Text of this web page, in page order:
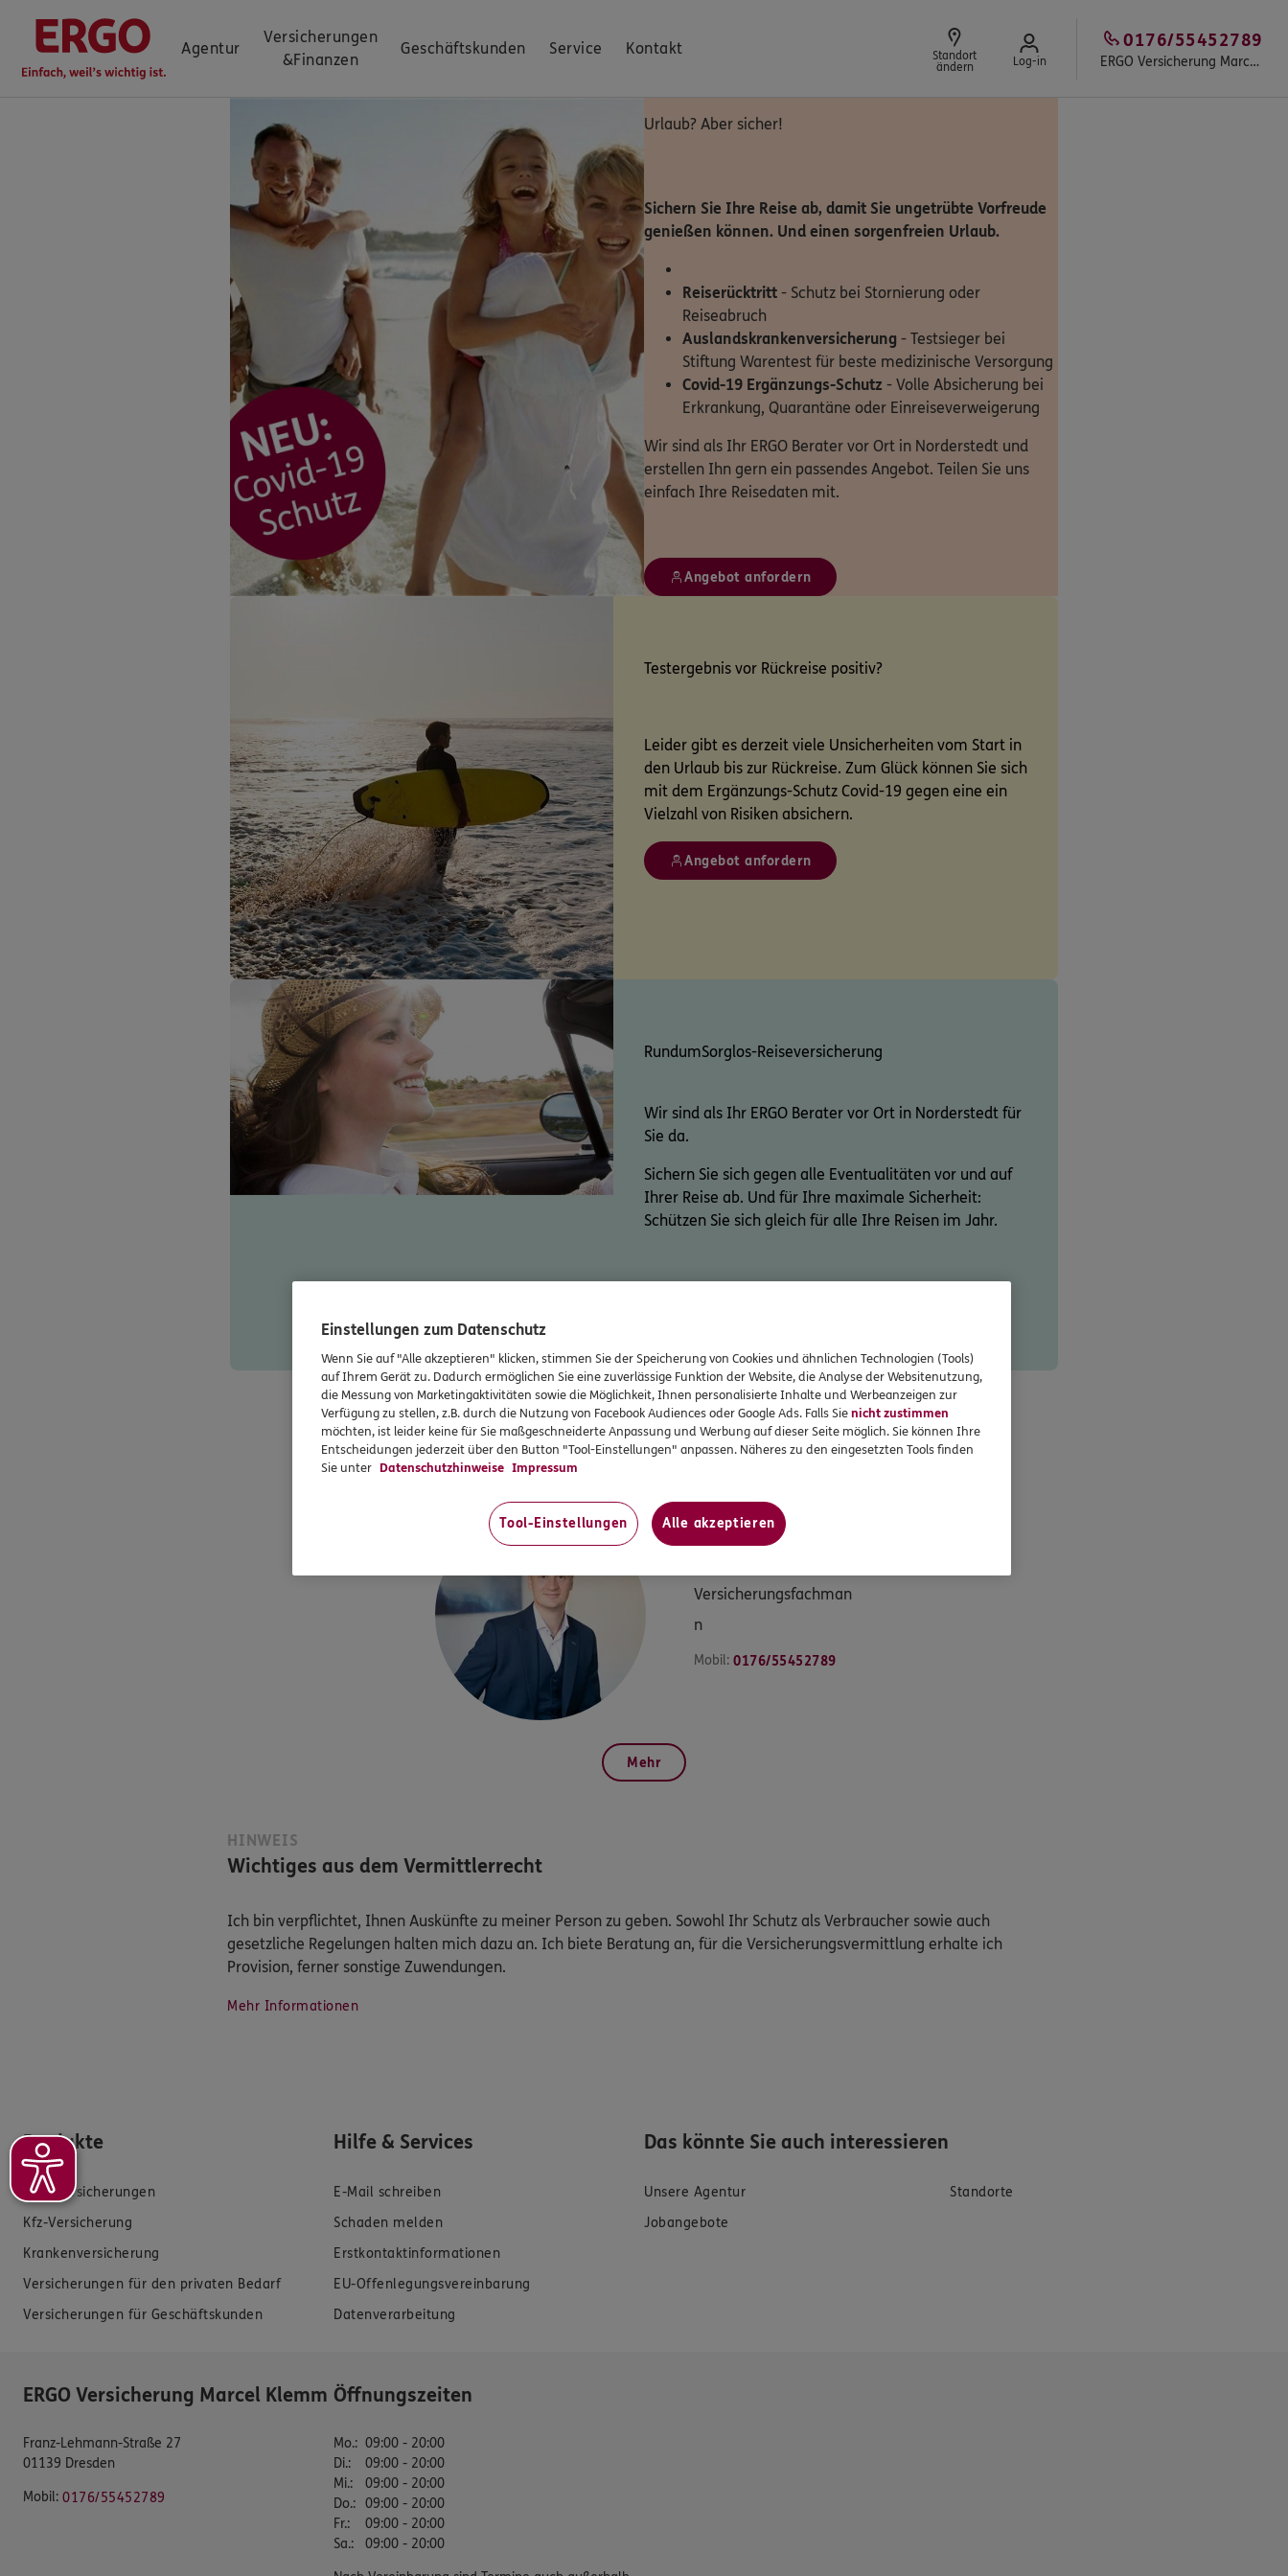
Agentur
Versicherungen
&Finanzen
Geschäftskunden Service Kontakt
Standort
ändern
Log-in ERGO Versicherung Marcel Klemm
0176/55452789
Urlaub? Aber sicher!
Sichern Sie Ihre Reise ab, damit Sie ungetrübte Vorfreude
genießen können. Und einen sorgenfreien Urlaub.
Reiserücktritt - Schutz bei Stornierung oder
Reiseabruch
Auslandskrankenversicherung - Testsieger bei
Stiftung Warentest für beste medizinische Versorgung
Covid-19 Ergänzungs-Schutz - Volle Absicherung bei
Erkrankung, Quarantäne oder Einreiseverweigerung
Wir sind als Ihr ERGO Berater vor Ort in Norderstedt und
erstellen Ihn gern ein passendes Angebot. Teilen Sie uns
einfach Ihre Reisedaten mit.
Angebot anfordern
Testergebnis vor Rückreise positiv?
Leider gibt es derzeit viele Unsicherheiten vom Start in
den Urlaub bis zur Rückreise. Zum Glück können Sie sich
mit dem Ergänzungs-Schutz Covid-19 gegen eine ein
Vielzahl von Risiken absichern.
Angebot anfordern
RundumSorglos-Reiseversicherung
Wir sind als Ihr ERGO Berater vor Ort in Norderstedt für
Sie da.
Sichern Sie sich gegen alle Eventualitäten vor und auf
Ihrer Reise ab. Und für Ihre maximale Sicherheit:
Schützen Sie sich gleich für alle Ihre Reisen im Jahr.
UNSER TEAM
Unser Team am Standort
Versicherungsfachman
n
Mobil: 0176/55452789
Mehr
HINWEIS
Wichtiges aus dem Vermittlerrecht
Ich bin verpflichtet, Ihnen Auskünfte zu meiner Person zu geben. Sowohl Ihr Schutz als Verbraucher sowie auch
gesetzliche Regelungen halten mich dazu an. Ich biete Beratung an, für die Versicherungsvermittlung erhalte ich
Provision, ferner sonstige Zuwendungen.
Mehr Informationen
Produkte
Zahnversicherungen
Kfz-Versicherung
Krankenversicherung
Versicherungen für den privaten Bedarf
Versicherungen für Geschäftskunden
Hilfe & Services
E-Mail schreiben
Schaden melden
Erstkontaktinformationen
EU-Offenlegungsvereinbarung
Datenverarbeitung
Das könnte Sie auch interessieren
Unsere Agentur
Standorte
Jobangebote
ERGO Versicherung Marcel Klemm
Franz-Lehmann-Straße 27
01139 Dresden
Mobil: 0176/55452789
Öffnungszeiten
Mo.: 09:00 - 20:00
Di.:
09:00 - 20:00
Mi.:
09:00 - 20:00
Do.: 09:00 - 20:00
Fr.:
09:00 - 20:00
Sa.: 09:00 - 20:00
Einstellungen zum Datenschutz
Wenn Sie auf "Alle akzeptieren" klicken, stimmen Sie der Speicherung von Cookies und ähnlichen Technologien (Tools)
auf Ihrem Gerät zu. Dadurch ermöglichen Sie eine zuverlässige Funktion der Website, die Analyse der Websitenutzung,
die Messung von Marketingaktivitäten sowie die Möglichkeit, Ihnen personalisierte Inhalte und Werbeanzeigen zur
Verfügung zu stellen, z.B. durch die Nutzung von Facebook Audiences oder Google Ads. Falls Sienicht zustimmen
möchten, ist leider keine für Sie maßgeschneiderte Anpassung und Werbung auf dieser Seite möglich. Sie können Ihre
Entscheidungen jederzeit über den Button "Tool-Einstellungen" anpassen. Näheres zu den eingesetzten Tools finden
Sie unter Datenschutzhinweise Impressum
Tool-Einstellungen Alle akzeptieren